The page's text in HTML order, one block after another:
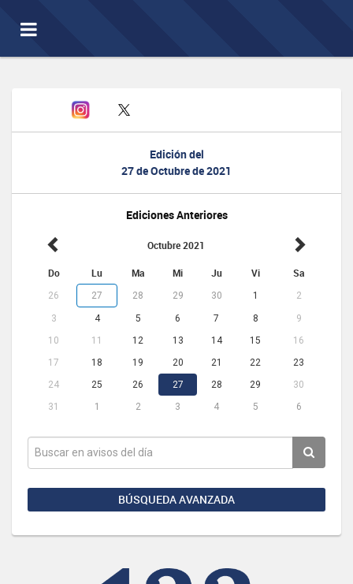
Toggle
navigation
Edición del
27 de Octubre de 2021
Ediciones Anteriores
Octubre 2021
Do Lu Ma Mi Ju Vi Sa
26 27 28 29 30 1 2
3 4 5 6 7 8
9
10
11 12 13 14 15
16
17
18 19 20 21 22
23
24
25 26 27 28 29
30
31
1 2 3 4 5 6
BÚSQUEDA AVANZADA